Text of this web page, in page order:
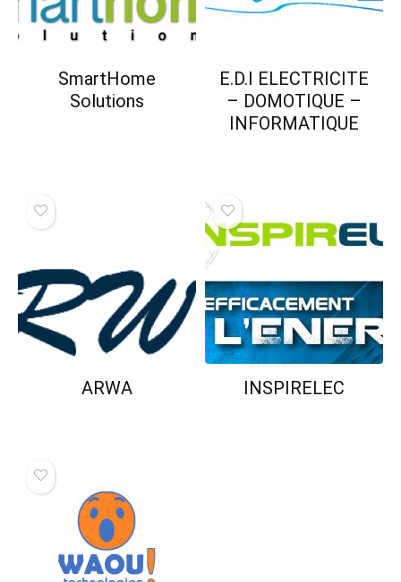
SmartHome
Solutions
E.D.I ELECTRICITE
– DOMOTIQUE –
INFORMATIQUE
ARWA INSPIRELEC